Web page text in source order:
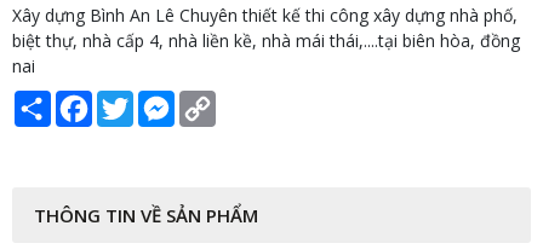
Xây dựng Bình An Lê Chuyên thiết kế thi công xây dựng nhà phố,
biệt thự, nhà cấp 4, nhà liền kề, nhà mái thái,....tại biên hòa, đồng
nai
Share Facebook
TwitterMessenger
THÔNG TIN VỀ SẢN PHẨM